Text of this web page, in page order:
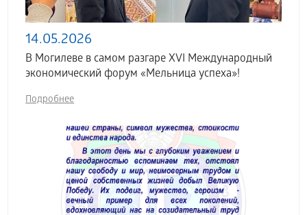
14.05.2026
В Могилеве в самом разгаре XVI Международный
экономический форум «Мельница успеха»!
Подробнее